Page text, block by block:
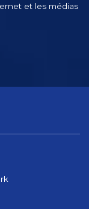
et les médias